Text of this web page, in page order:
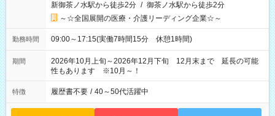
新御茶ノ水駅から徒歩2分 / 御茶ノ水駅から徒歩2分
～☆全国展開の医療・介護リーディング企業☆～
勤務時間 09:00～17:15(実働7時間15分 休憩1時間)
期間
2026年10月上旬～2026年12月下旬 12月末まで 延長の可能
性もあります ※10月～！
特徴 履歴書不要 / 40～50代活躍中